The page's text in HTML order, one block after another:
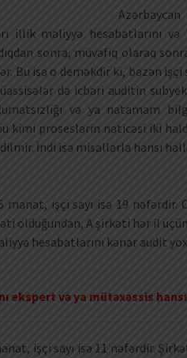
illik maliyyə hesabatlarını
sonra, müvafiq olaraq
Bu isə o deməkdir ki, bəzən
də icbari auditin
və ya natamam
kimi proseslərin nəticəsi iki
İndi isə misallarla hansı
işçi sayı isə 19 nəfərdir.
olduğundan, A şirkəti hər il üçün
hesabatlarını kənar audit
ekspert və ya mütəxəssis
işçi sayı isə 11 nəfərdir.